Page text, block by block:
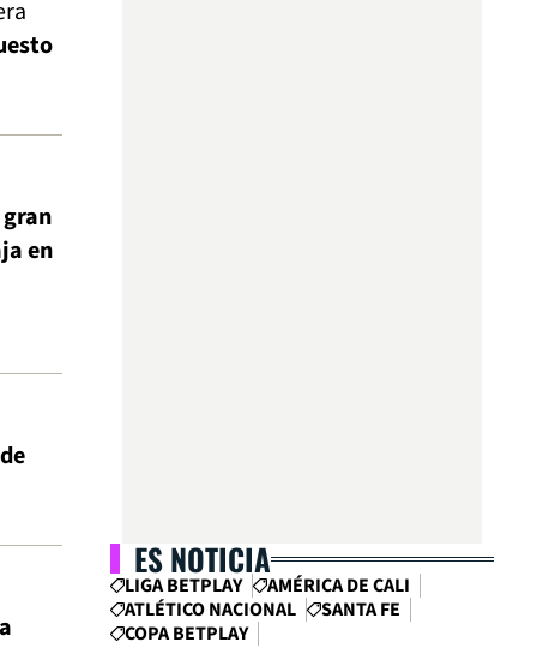
en
ES NOTICIA
LIGA BETPLAY
AMÉRICA DE CALI
ATLÉTICO NACIONAL
SANTA FE
COPA BETPLAY